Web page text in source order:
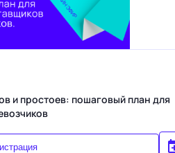
и простоев: пошаговый план для
и перевозчиков